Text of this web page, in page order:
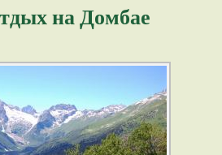
на Домбае